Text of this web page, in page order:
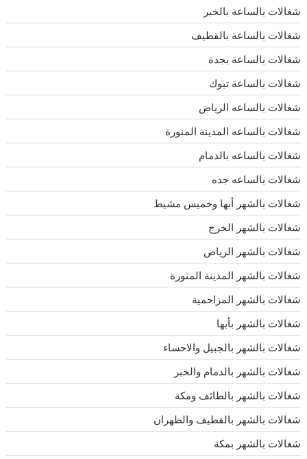
شغالات بالساعة بالخبر
شغالات بالساعة بالقطيف
شغالات بالساعة بجدة
شغالات بالساعة تبوك
شغالات بالساعه الرياض
شغالات بالساعه المدينة المنورة
شغالات بالساعه بالدمام
شغالات بالساعه جده
شغالات بالشهر أبها وخميس مشيط
شغالات بالشهر الخرج
شغالات بالشهر الرياض
شغالات بالشهر المدينة المنورة
شغالات بالشهر المزاحمية
شغالات بالشهر بأبها
شغالات بالشهر بالجبيل والاحساء
شغالات بالشهر بالدمام والخبر
شغالات بالشهر بالطائف ومكة
شغالات بالشهر بالقطيف والظهران
شغالات بالشهر بمكة